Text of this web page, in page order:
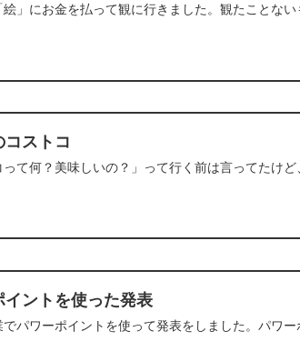
絵」にお金を払って観に行きました。観たことな
コストコ
って何？美味しいの？」って行く前は言ってたけ
イントを使った発表
でパワーポイントを使って発表をしました。パワ